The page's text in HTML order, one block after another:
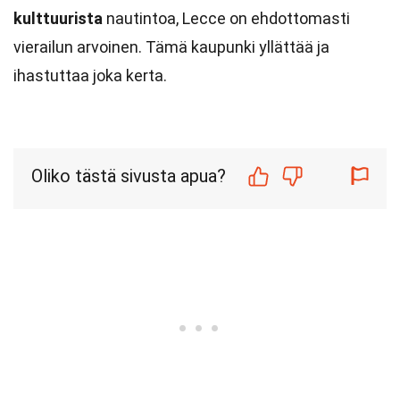
kulttuurista nautintoa, Lecce on ehdottomasti
vierailun arvoinen. Tämä kaupunki yllättää ja
ihastuttaa joka kerta.
Oliko tästä sivusta apua?